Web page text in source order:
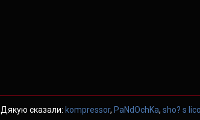
Дякую сказали: kompressor, PaNdOchKa, sho? s